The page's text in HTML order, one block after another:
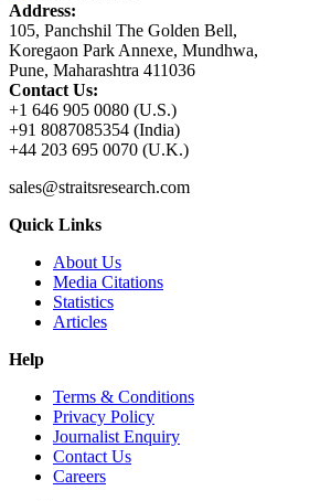
Address:
105, Panchshil The Golden Bell,
Koregaon Park Annexe, Mundhwa,
Pune, Maharashtra 411036
Contact Us:
+1 646 905 0080 (U.S.)
+91 8087085354 (India)
+44 203 695 0070 (U.K.)
sales@straitsresearch.com
Quick Links
About Us
Media Citations
Statistics
Articles
Help
Terms & Conditions
Privacy Policy
Journalist Enquiry
Contact Us
Careers